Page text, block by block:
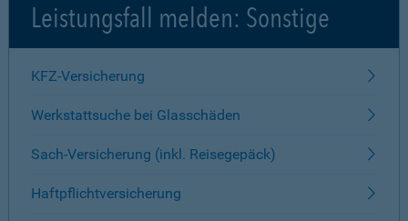
Leistungsfall melden: Sonstige
KFZ-Versicherung
Werkstattsuche bei Glasschäden
Sach-Versicherung (inkl. Reisegepäck)
Haftpflichtversicherung